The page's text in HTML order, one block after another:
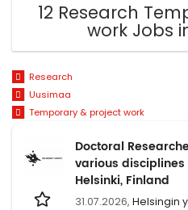
12 Research
work Jobs
Research
Uusimaa
Temporary & project work
Doctoral
various
Helsinki, Finland
31.07.2026, Helsingin